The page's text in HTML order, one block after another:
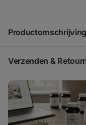
Productomschrijving
Verzenden &